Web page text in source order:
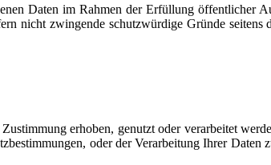
Daten im Rahmen der Erfüllung öffentlicher
nicht zwingende schutzwürdige Gründe seitens
erhoben, genutzt oder verarbeitet
oder der Verarbeitung Ihrer